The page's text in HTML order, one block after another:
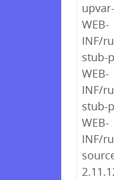
WEB-
INF/
stub-
WEB-
INF/
stub-
WEB-
INF/